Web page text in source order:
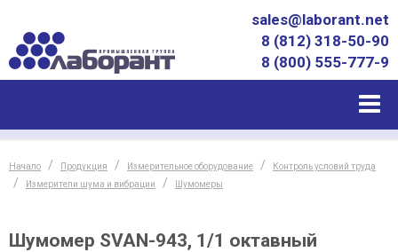
sales@laborant.net
8 (812) 318-50-90
8 (800) 555-777-9
Начало Продукция Измерительное оборудование
Контроль условий труда
Измерители шума и вибрации
Шумомеры
Шумомер SVAN-943, 1/1 октавный